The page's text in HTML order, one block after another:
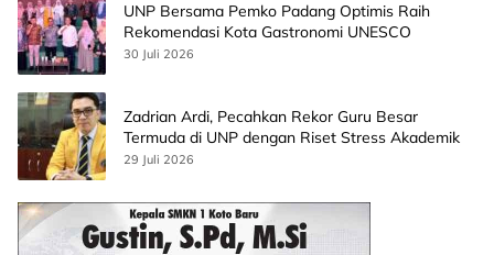
UNP Bersama Pemko Padang Optimis Raih
Rekomendasi Kota Gastronomi UNESCO
30 Juli 2026
Zadrian Ardi, Pecahkan Rekor Guru Besar
Termuda di UNP dengan Riset Stress Akademik
29 Juli 2026